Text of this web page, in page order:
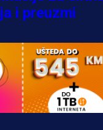
i preuzmi